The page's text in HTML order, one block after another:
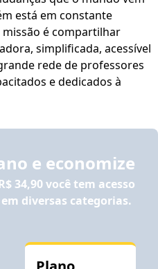
está em constante
é compartilhar
simplificada, acessível
e dedicados à
e economize
34,90você tem acesso
diversas categorias.